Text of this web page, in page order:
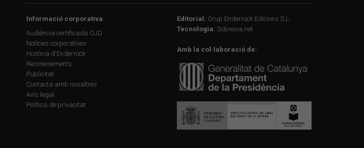
Informació corporativa
Audiència certificada OJD
Notícies corporatives
Història d'Enderrock
Reconeixements
Publicitat
Contacta amb nosaltres
Avís legal
Política de privacitat
Editorial: Grup Enderrock Edicions S.L.
Tecnologia: Sobrevia.net
Amb la col·laboració de: